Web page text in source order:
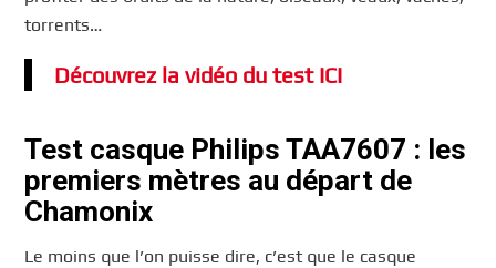
torrents…
Découvrez la vidéo du test ICI
Test casque Philips TAA7607 : les
premiers mètres au départ de
Chamonix
Le moins que l’on puisse dire, c’est que le casque